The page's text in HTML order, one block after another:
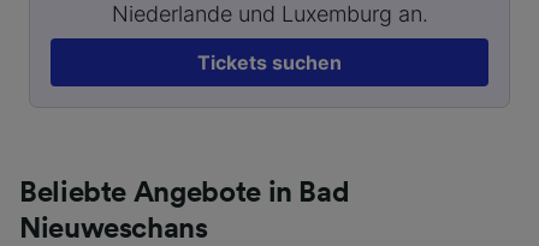
Niederlande und Luxemburg an.
Tickets suchen
Beliebte Angebote in Bad
Nieuweschans